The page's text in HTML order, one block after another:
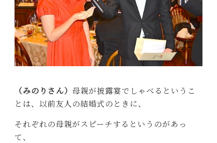
（みのりさん） 母親が披露宴でしゃべるというこ
とは、以前友人の結婚式のときに、
それぞれの母親がスピーチするというのがあっ
て、